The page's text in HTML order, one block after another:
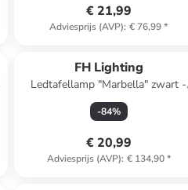
€ 21,99
Adviesprijs (AVP): € 76,99*
FH Lighting
Ledtafellamp "Marbella" zwart -
(H)35 x Ø 14 cm
-84%
€ 20,99
Adviesprijs (AVP): € 134,90*